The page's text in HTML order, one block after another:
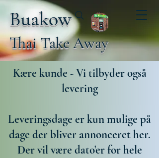
Buakow
Thai Take Away
Kære kunde - Vi tilbyder også
levering
Leveringsdage er kun mulige på
dage der bliver annonceret her.
Der vil være dato'er for hele